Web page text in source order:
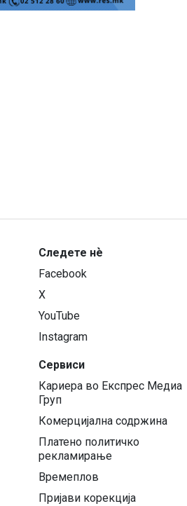
Следете нѐ
Facebook
X
YouTube
Instagram
Сервиси
Кариера во Експрес Медиа
Груп
Комерцијална содржина
Платено политичко
рекламирање
Времеплов
Пријави корекција